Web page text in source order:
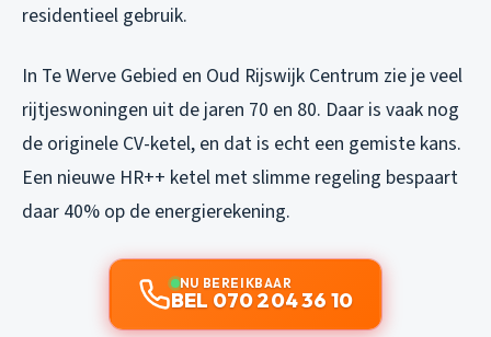
residentieel gebruik.
In Te Werve Gebied en Oud Rijswijk Centrum zie je veel
rijtjeswoningen uit de jaren 70 en 80. Daar is vaak nog
de originele CV-ketel, en dat is echt een gemiste kans.
Een nieuwe HR++ ketel met slimme regeling bespaart
daar 40% op de energierekening.
NU BEREIKBAAR
BEL 070 204 36 10